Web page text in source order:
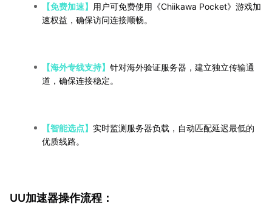
【免费加速】
用户可免费使用《Chiikawa Pocket》游戏加
速权益，确保访问连接顺畅。
【海外专线支持】 针对海外验证服务器，建立独立传输通
道，确保连接稳定。
【智能选点】 实时监测服务器负载，自动匹配延迟最低的
优质线路。
UU加速器操作流程：